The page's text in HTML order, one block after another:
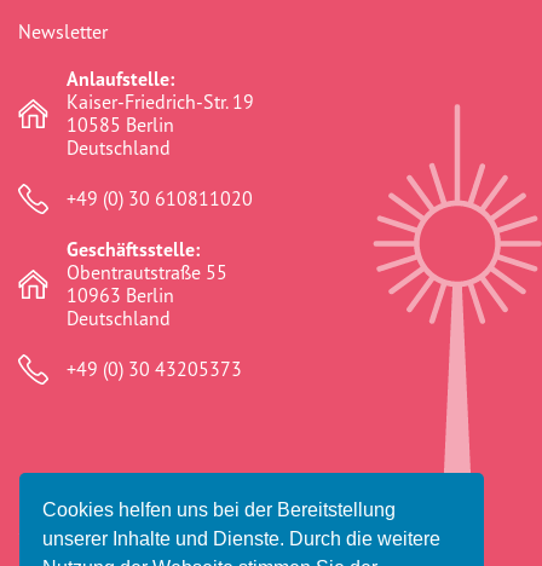
Cookies helfen uns bei der Bereitstellung
unserer Inhalte und Dienste. Durch die weitere
commemoration
Community
crosshairs (0)
Diskriminierung (315)
Dokumentationsstelle
Ederlezi (41)
Erinnern (2)
Erinnerungsarbeit (2)
Newsletter
Anlaufstelle:
Kaiser-Friedrich-Str. 19
10585 Berlin
Deutschland
+49 (0) 30 610811020
Geschäftsstelle:
Obentrautstraße 55
10963 Berlin
Deutschland
+49 (0) 30 43205373
© 2026 Amaro Foro e.V.